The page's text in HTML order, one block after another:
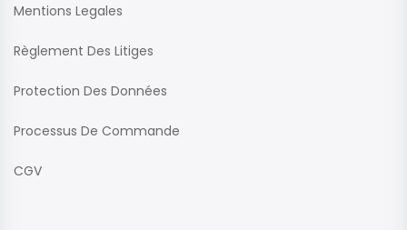
Mentions Legales
Règlement Des Litiges
Protection Des Données
Processus De Commande
CGV